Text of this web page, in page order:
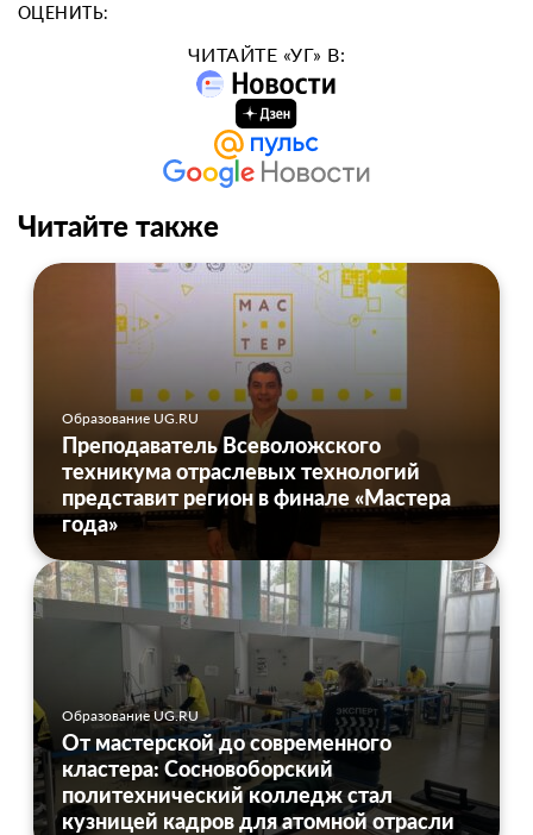
ОЦЕНИТЬ:
ЧИТАЙТЕ «УГ» В:
Читайте также
Образование UG.RU
Преподаватель Всеволожского
техникума отраслевых технологий
представит регион в финале «Мастера
года»
Образование UG.RU
От мастерской до современного
кластера: Сосновоборский
политехнический колледж стал
кузницей кадров для атомной отрасли